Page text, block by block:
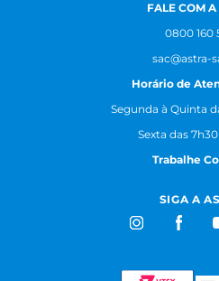
FALE COM A
0800 160
sac@astra-
Horário de
Segunda à Quinta
Sexta das
Trabalhe
SIGA A